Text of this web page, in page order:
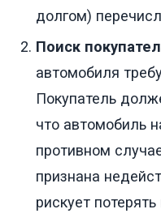
долгом)
Поиск
автомобиля
Покупатель
что автомобиль
противном
признана
рискует